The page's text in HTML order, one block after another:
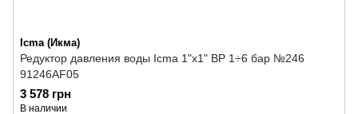
Icma (Икма)
Редуктор давления воды Icma 1"х1" ВР 1÷6 бар №246
91246AF05
3 578 грн
В наличии